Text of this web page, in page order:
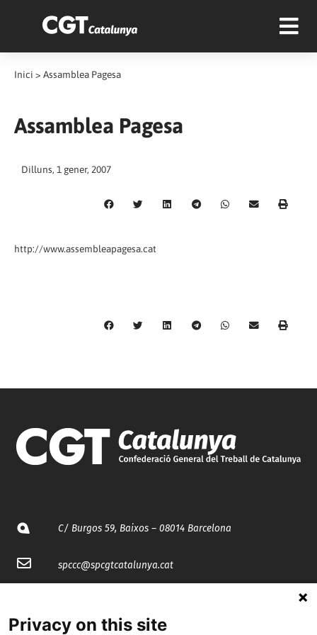
Inici > Assamblea Pagesa
Assamblea Pagesa
Dilluns, 1 gener, 2007
http://www.assembleapagesa.cat
C/ Burgos 59, Baixos – 08014 Barcelona
spccc@spcgtcatalunya.cat
Privacy on this site